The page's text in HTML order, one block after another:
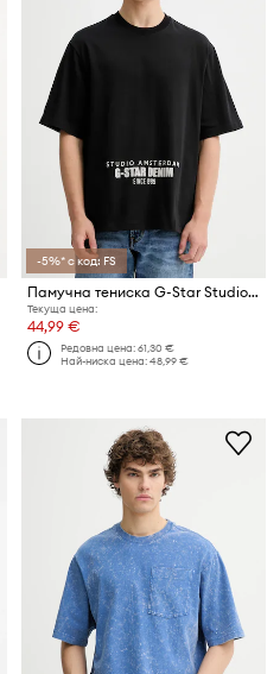
-5%* с код: FS
Памучна тениска G-Star Studio ams boxy
Текуща цена:
44,99 €
Редовна цена:61,30 €
Най-ниска цена:48,99 €